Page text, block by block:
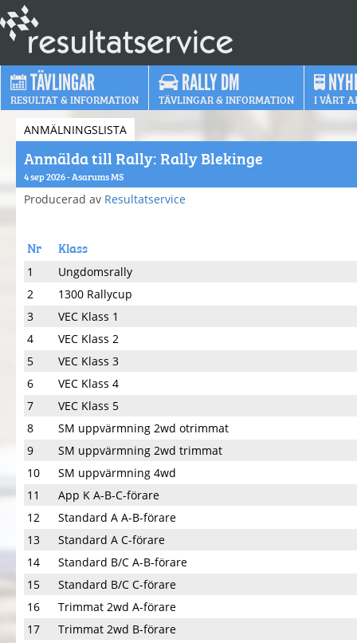
TÄVLINGAR
RESULTAT & INFORMATION
RALLY DM
TÄVLINGAR & INFORMATION I VÅRT
ANMÄLNINGSLISTA
Anmälda till Rally: Rally Blekinge
4 sep 2026 - Asarums MS
Producerad av Resultatservice
Nr Klass
1
Ungdomsrally
2
1300 Rallycup
3
VEC Klass 1
4
VEC Klass 2
5
VEC Klass 3
6
VEC Klass 4
7
VEC Klass 5
8
SM uppvärmning 2wd otrimmat
9
SM uppvärmning 2wd trimmat
10
SM uppvärmning 4wd
11
App K A-B-C-förare
12
Standard A A-B-förare
13
Standard A C-förare
14
Standard B/C A-B-förare
15
Standard B/C C-förare
16
Trimmat 2wd A-förare
17
Trimmat 2wd B-förare